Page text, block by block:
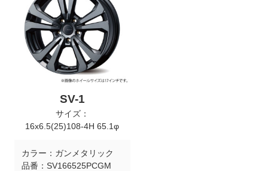
SV-1
サイズ：
16x6.5(25)108-4H 65.1φ
カラー： ガンメタリック
品番： SV166525PCGM